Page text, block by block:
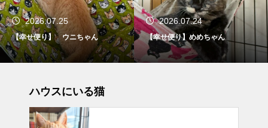
2026.07.25
【幸せ便り】 ウニちゃん
2026.07.24
【幸せ便り】めめちゃん
ハウスにいる猫